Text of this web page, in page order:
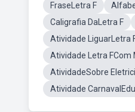
FraseLetra F
Caligrafia DaLetra F
Atividade LiguarLetra
Atividade Letra FCom
AtividadeSobre
Atividade